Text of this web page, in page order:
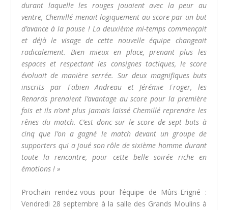
durant laquelle les rouges jouaient avec la peur au
ventre, Chemillé menait logiquement au score par un but
d’avance à la pause ! La deuxième mi-temps commençait
et déjà le visage de cette nouvelle équipe changeait
radicalement. Bien mieux en place, prenant plus les
espaces et respectant les consignes tactiques, le score
évoluait de manière serrée. Sur deux magnifiques buts
inscrits par Fabien Andreau et Jérémie Froger, les
Renards prenaient l’avantage au score pour la première
fois et ils n’ont plus jamais laissé Chemillé reprendre les
rênes du match. C’est donc sur le score de sept buts à
cinq que l’on a gagné le match devant un groupe de
supporters qui a joué son rôle de sixième homme durant
toute la rencontre, pour cette belle soirée riche en
émotions ! »
Prochain rendez-vous pour l’équipe de Mûrs-Erigné :
Vendredi 28 septembre à la salle des Grands Moulins à